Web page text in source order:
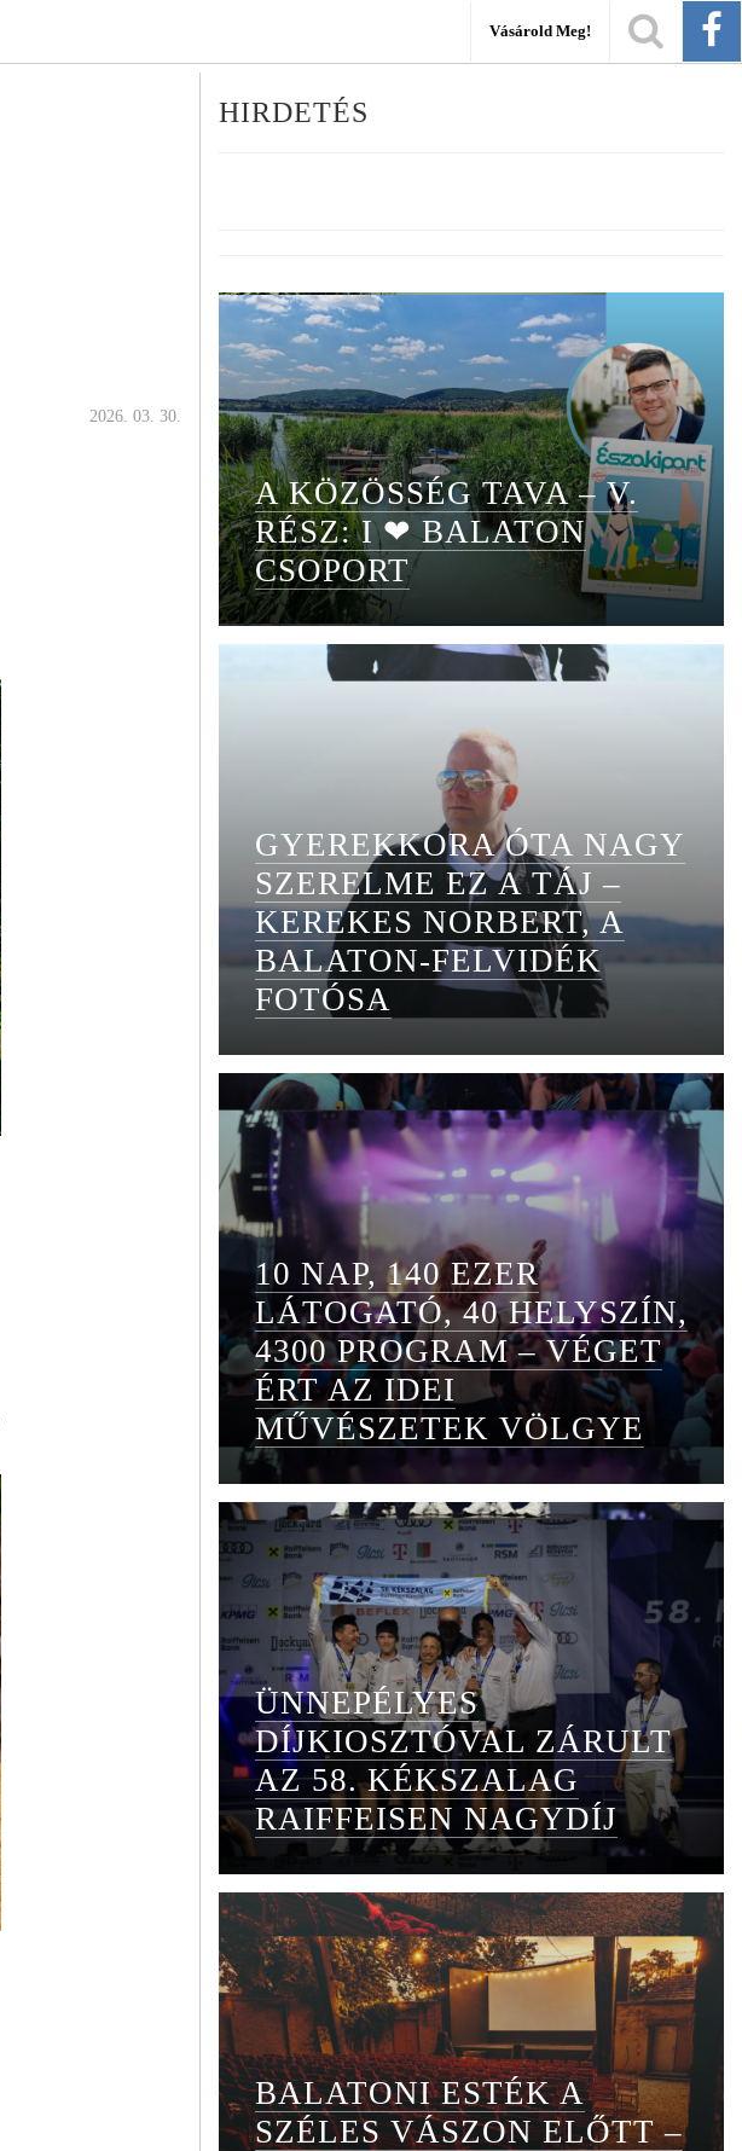
Vásárold Meg!
2026. 03. 30.
HIRDETÉS
A KÖZÖSSÉG TAVA – V.
RÉSZ: I ❤ BALATON
CSOPORT
GYEREKKORA ÓTA NAGY
SZERELME EZ A TÁJ –
KEREKES NORBERT, A
BALATON-FELVIDÉK
FOTÓSA
10 NAP, 140 EZER
LÁTOGATÓ, 40 HELYSZÍN,
4300 PROGRAM – VÉGET
ÉRT AZ IDEI
MŰVÉSZETEK VÖLGYE
ÜNNEPÉLYES
DÍJKIOSZTÓVAL ZÁRULT
AZ 58. KÉKSZALAG
RAIFFEISEN NAGYDÍJ
BALATONI ESTÉK A
SZÉLES VÁSZON ELŐTT –